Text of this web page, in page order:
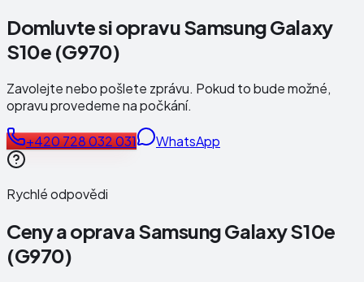
Domluvte si opravu Samsung Galaxy
S10e (G970)
Zavolejte nebo pošlete zprávu. Pokud to bude možné,
opravu provedeme na počkání.
+420 728 032 031 WhatsApp
Rychlé odpovědi
Ceny a opravaSamsung Galaxy S10e
(G970)